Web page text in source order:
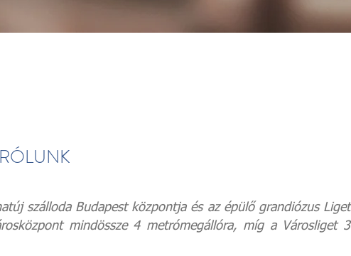
RÓLUNK
szálloda Budapest központja és az épülő grandiózus Liget
mindössze 4 metrómegállóra, míg a Városliget 3